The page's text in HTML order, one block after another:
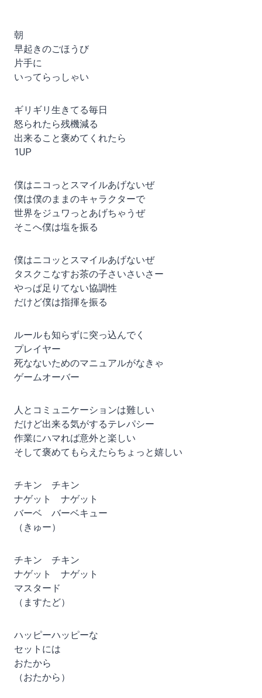
朝
早起きのごほうび
片手に
いってらっしゃい
ギリギリ生きてる毎日
怒られたら残機減る
出来ること褒めてくれたら
1UP
僕はニコっとスマイルあげないぜ
僕は僕のままのキャラクターで
世界をジュワっとあげちゃうぜ
そこへ僕は塩を振る
僕はニコッとスマイルあげないぜ
タスクこなすお茶の子さいさいさー
やっぱ足りてない協調性
だけど僕は指揮を振る
ルールも知らずに突っ込んでく
プレイヤー
死なないためのマニュアルがなきゃ
ゲームオーバー
人とコミュニケーションは難しい
だけど出来る気がするテレパシー
作業にハマれば意外と楽しい
そして褒めてもらえたらちょっと嬉しい
チキン チキン
ナゲット ナゲット
バーベ バーベキュー
（きゅー）
チキン チキン
ナゲット ナゲット
マスタード
（ますたど）
ハッピーハッピーな
セットには
おたから
（おたから）